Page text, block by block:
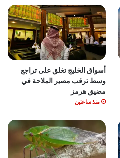
أسواق الخليج تغلق على تراجع
وسط ترقب مصير الملاحة في
مضيق هرمز
منذ ساعتين